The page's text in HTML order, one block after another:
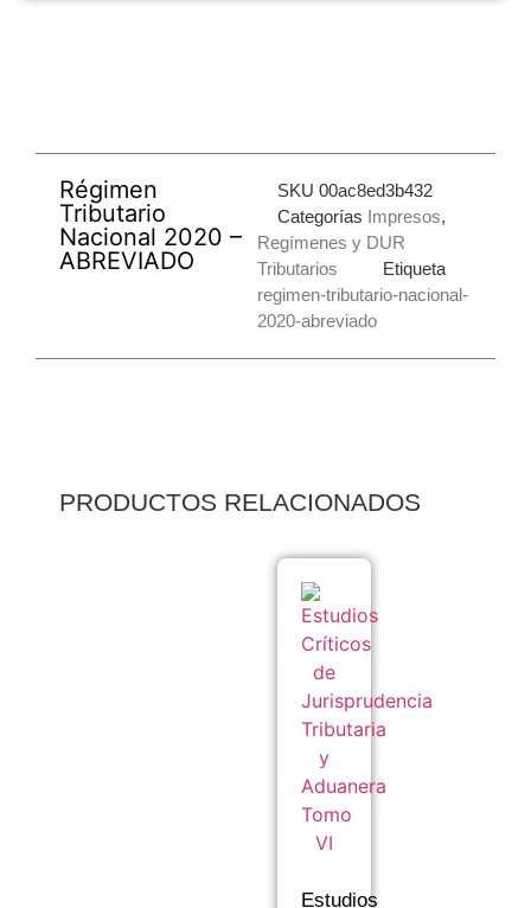
Régimen
Tributario
Nacional 2020 –
ABREVIADO
SKU 00ac8ed3b432
Categorías Impresos,
Regímenes y DUR
Tributarios
Etiqueta
regimen-tributario-nacional-
2020-abreviado
PRODUCTOS RELACIONADOS
Estudios